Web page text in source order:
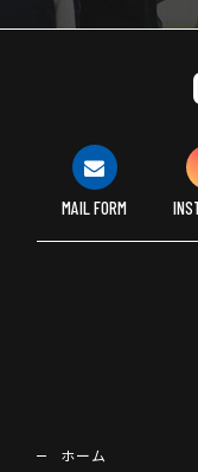
MAIL FORM
ホーム